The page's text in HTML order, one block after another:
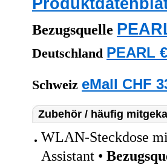
Bezugsquelle
Deutschland PEARL
Schweiz eMall CHF
Zubehör / häufig
WLAN-Steckdose
Assistant •